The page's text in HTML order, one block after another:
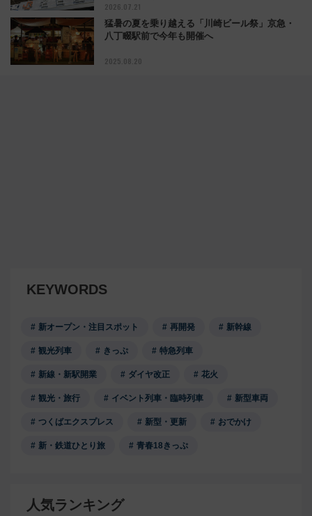
2026.07.21
猛暑の夏を乗り越える「川崎ビール祭」京急・
八丁畷駅前で今年も開催へ
2025.08.20
KEYWORDS
新オープン・注目スポット 再開発 新幹線
観光列車 きっぷ 特急列車
新線・新駅開業 ダイヤ改正 花火
観光・旅行 イベント列車・臨時列車 新型車両
つくばエクスプレス 新型・更新 おでかけ
新・鉄道ひとり旅 青春18きっぷ
人気ランキング